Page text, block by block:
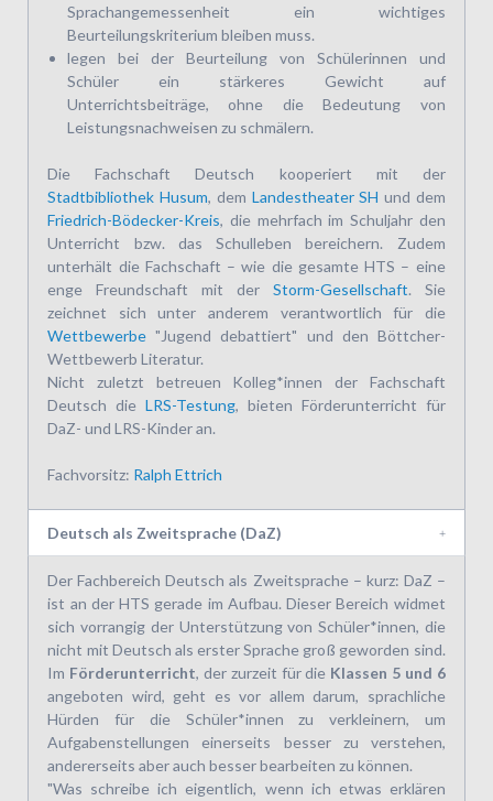
Sprachangemessenheit ein wichtiges
Beurteilungskriterium bleiben muss.
legen bei der Beurteilung von Schülerinnen und
Schüler ein stärkeres Gewicht auf
Unterrichtsbeiträge, ohne die Bedeutung von
Leistungsnachweisen zu schmälern.
Die Fachschaft Deutsch kooperiert mit der
Stadtbibliothek Husum, dem Landestheater SH und dem
Friedrich-Bödecker-Kreis, die mehrfach im Schuljahr den
Unterricht bzw. das Schulleben bereichern. Zudem
unterhält die Fachschaft – wie die gesamte HTS – eine
enge Freundschaft mit der Storm-Gesellschaft. Sie
zeichnet sich unter anderem verantwortlich für die
Wettbewerbe "Jugend debattiert" und den Böttcher-
Wettbewerb Literatur.
Nicht zuletzt betreuen Kolleg*innen der Fachschaft
Deutsch dieLRS-Testung, bieten Förderunterricht für
DaZ- und LRS-Kinder an.
Fachvorsitz: Ralph Ettrich
Deutsch als Zweitsprache (DaZ)
Der Fachbereich Deutsch als Zweitsprache – kurz: DaZ –
ist an der HTS gerade im Aufbau. Dieser Bereich widmet
sich vorrangig der Unterstützung von Schüler*innen, die
nicht mit Deutsch als erster Sprache groß geworden sind.
Im Förderunterricht, der zurzeit für die Klassen 5 und 6
angeboten wird, geht es vor allem darum, sprachliche
Hürden für die Schüler*innen zu verkleinern, um
Aufgabenstellungen einerseits besser zu verstehen,
andererseits aber auch besser bearbeiten zu können.
"Was schreibe ich eigentlich, wenn ich etwas erklären